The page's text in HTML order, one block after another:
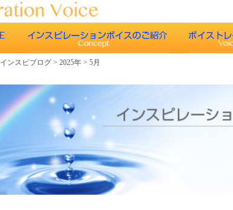
ごあいさつ
インスピレーションボイスの特徴
エネルギーワークとヒーリング効果
エネルギーワークと声との関係
ボイスヒーリング
インスピレー
インスピブログ> 2025年> 5月